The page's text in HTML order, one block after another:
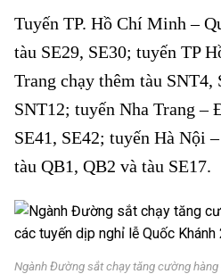
Tuyến TP. Hồ Chí Minh –
tàu SE29, SE30; tuyến TP
Trang chạy thêm tàu SNT4,
SNT12; tuyến Nha Trang –
SE41, SE42; tuyến Hà Nội
tàu QB1, QB2 và tàu SE17.
Ngành Đường sắt chạy tăng cường